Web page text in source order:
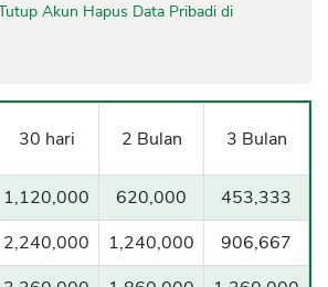
Akun Hapus Data Pribadi di
30 hari 2 Bulan 3 Bulan
1,120,000 620,000
453,333
2,240,000 1,240,000
906,667